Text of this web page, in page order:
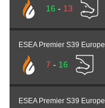
16 - 13
ESEA Premier S39 Europe
7 - 16
ESEA Premier S39 Europe